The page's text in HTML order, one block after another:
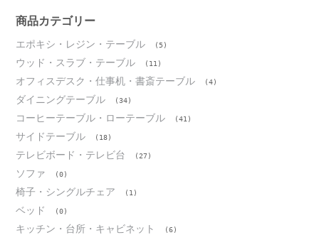
ブ
商品カテゴリー
エポキシ・レジン・テーブル (5)
ウッド・スラブ・テーブル (11)
オフィスデスク・仕事机・書斎テーブル (4)
ダイニングテーブル (34)
コーヒーテーブル・ローテーブル (41)
サイドテーブル (18)
テレビボード・テレビ台 (27)
ソファ (0)
椅子・シングルチェア (1)
ベッド (0)
キッチン・台所・キャビネット (6)